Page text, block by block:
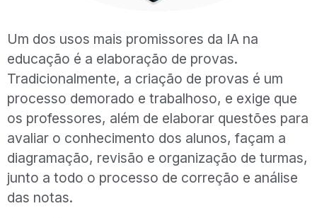
Um dos usos mais promissores da IA na
educação é a elaboração de provas.
Tradicionalmente, a criação de provas é um
processo demorado e trabalhoso, e exige que
os professores, além de elaborar questões para
avaliar o conhecimento dos alunos, façam a
diagramação, revisão e organização de turmas,
junto a todo o processo de correção e análise
das notas.